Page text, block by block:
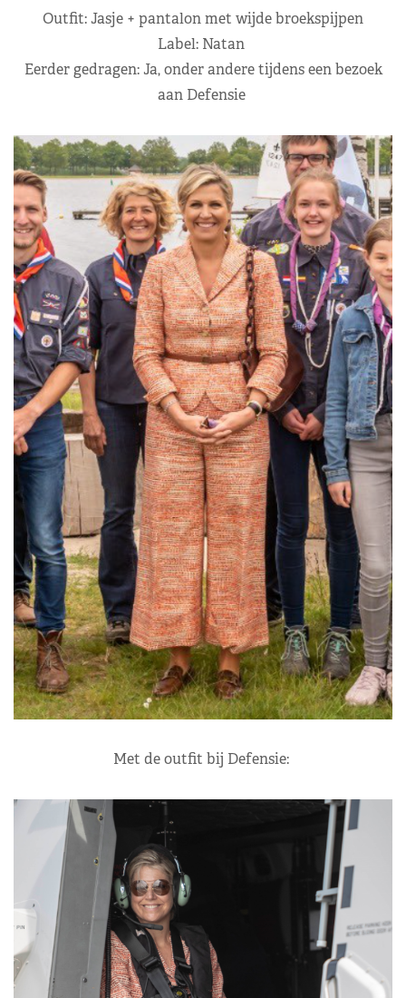
Outfit: Jasje + pantalon met wijde broekspijpen
Label: Natan
Eerder gedragen: Ja, onder andere tijdens een bezoek
aan Defensie
Met de outfit bij Defensie: